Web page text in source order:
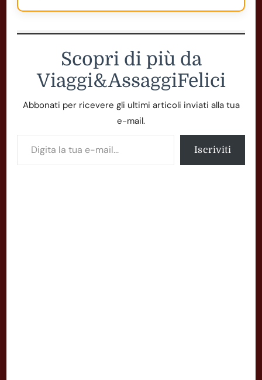
Scopri di più da
Viaggi&AssaggiFelici
Abbonati per ricevere gli ultimi articoli inviati alla tua
e-mail.
Iscriviti